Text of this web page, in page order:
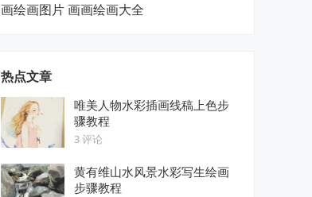
画绘画图片 画画绘画大全
热点文章
唯美人物水彩插画线稿上色步
骤教程
3 评论
黄有维山水风景水彩写生绘画
步骤教程